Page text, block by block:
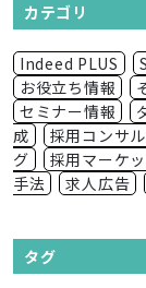
カテゴリ
Indeed PLUS
お役立ち情報
セミナー情報
成
採用コンサ
グ
採用マーケ
手法
求人広告
タグ